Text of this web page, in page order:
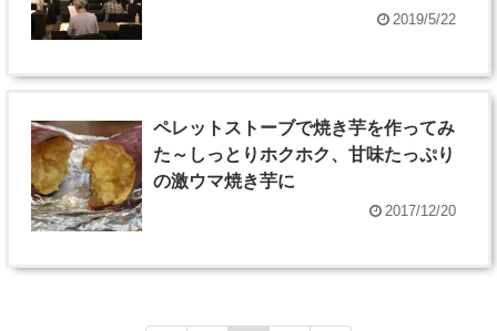
2019/5/22
ペレットストーブで焼き芋を作ってみ
た～しっとりホクホク、甘味たっぷり
の激ウマ焼き芋に
2017/12/20